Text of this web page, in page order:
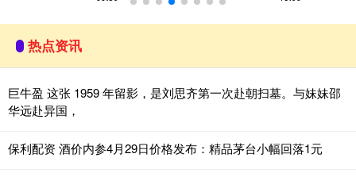
热点资讯
巨牛盈 这张 1959 年留影，是刘思齐第一次赴朝扫墓。与妹妹邵
华远赴异国，
保利配资 酒价内参4月29日价格发布：精品茅台小幅回落1元